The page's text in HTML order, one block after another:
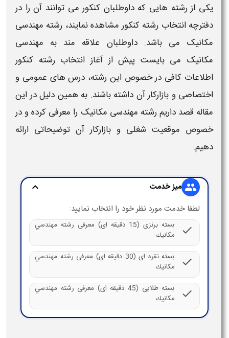
یکی از رشته هایی که داوطلبان کنکور می توانند آن را در
دفترچه انتخاب رشته کنکور مشاهده نمایند، رشته مهندسی
مکانیک می باشد. داوطلبان علاقه مند به مهندسی
مکانیک می بایست پیش از آغاز انتخاب رشته کنکور
اطلاعات کافی در خصوص این رشته، درس های عمومی و
اختصاصی و بازارکارآن داشته باشند. به همین دلیل در این
مقاله قصد داریم رشته مهندسی مکانیک را معرفی کرده و در
خصوص موقعیت شغلی و بازارکار آن توضیحاتی ارائه
دهیم.
group میز خدمت expand_more
لطفا خدمت مورد نظر خود را انتخاب نمایید:
check
بسته برنزی (15 دقیقه ای) معرفی رشته مهندسي
مكانيك
check
بسته نقره ای (30 دقیقه ای) معرفی رشته مهندسي
مكانيك
check
بسته طلایی (45 دقیقه ای) معرفی رشته مهندسي
مكانيك